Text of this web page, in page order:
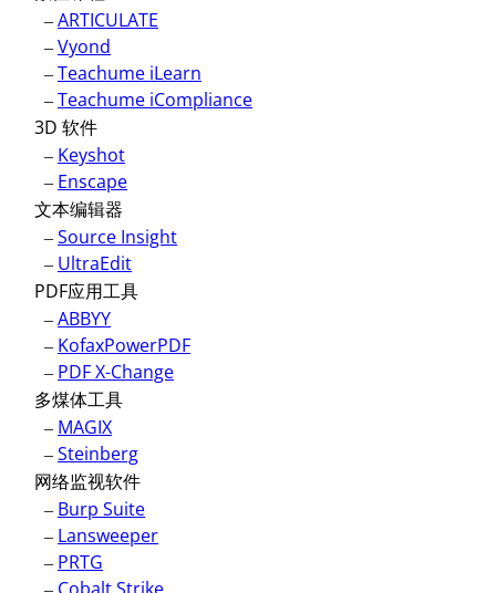
–ARTICULATE
–Vyond
–Teachume iLearn
–Teachume iCompliance
3D 软件
– Keyshot
– Enscape
文本编辑器
–Source Insight
– UltraEdit
PDF应用工具
–ABBYY
– KofaxPowerPDF
– PDF X-Change
多煤体工具
– MAGIX
–Steinberg
网络监视软件
– Burp Suite
– Lansweeper
– PRTG